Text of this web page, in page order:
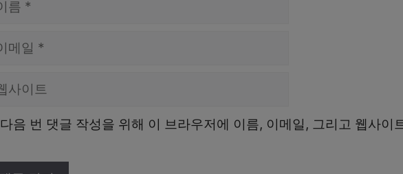
다음 번 댓글 작성을 위해 이 브라우저에 이름, 이메일, 그리고 웹사이